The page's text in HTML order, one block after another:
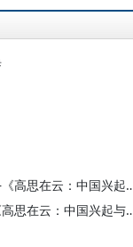
朱云汉：比起中国股市，美国的麻烦更
朱云汉：连福山也不再高捧民主与市